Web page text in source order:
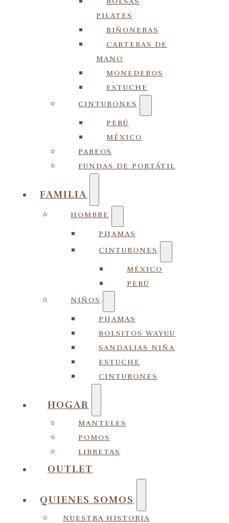
PILATES
RIÑONERAS
CARTERAS DE
MANO
MONEDEROS
ESTUCHE
CINTURONES
PERÚ
MÉXICO
PAREOS
FUNDAS DE PORTÁTIL
FAMILIA
HOMBRE
PIJAMAS
CINTURONES
MÉXICO
PERÚ
NIÑOS
PIJAMAS
BOLSITOS WAYUU
SANDALIAS NIÑA
ESTUCHE
CINTURONES
HOGAR
MANTELES
POMOS
LIBRETAS
OUTLET
QUIENES SOMOS
NUESTRA HISTORIA